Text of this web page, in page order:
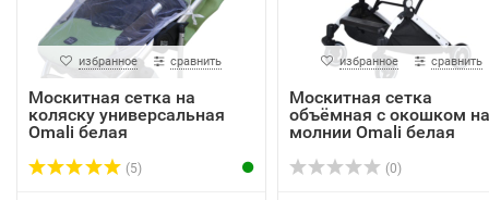
избранное сравнить
Москитная сетка на
коляску универсальная
Omali белая
(5)
избранное сравнить
Москитная сетка
объёмная с окошком на
молнии Omali белая
(0)